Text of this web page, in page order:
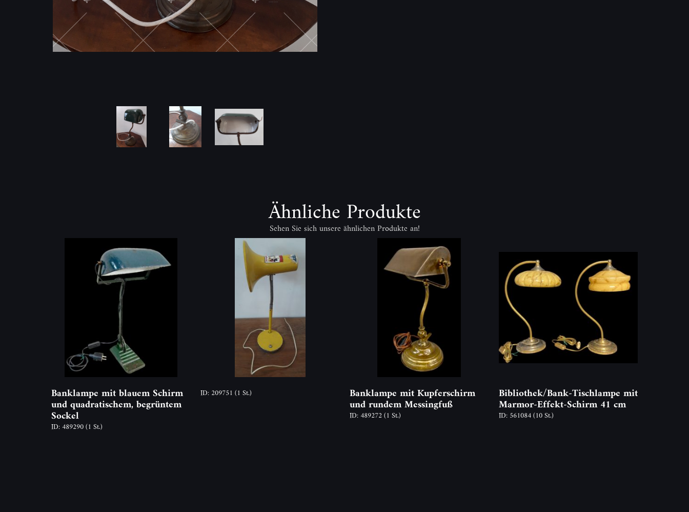
Ähnliche Produkte
Sehen Sie sich unsere ähnlichen Produkte an!
Banklampe mit blauem Schirm
und quadratischem, begrüntem
Sockel
ID: 489290(1 St.)
ID: 209751 (1 St.) Banklampe mit Kupferschirm
und rundem Messingfuß
ID: 489272(1 St.)
Bibliothek/Bank-Tischlampe mit
Marmor-Effekt-Schirm 41 cm
ID: 561084(10 St.)